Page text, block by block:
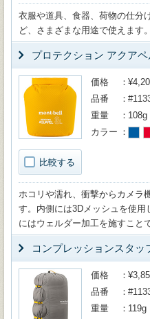
衣服や道具、食器、荷物の仕分
ど、さまざまな用途で使えます。
プロテクション アクアペ
比較する
価格
品番
重量
108g
カラー
ホコリや濡れ、衝撃からカメラ
す。内側には3Dメッシュを使
にはウェルダー加工を施すこと
コンプレッションスタッ
価格
品番
重量
119g